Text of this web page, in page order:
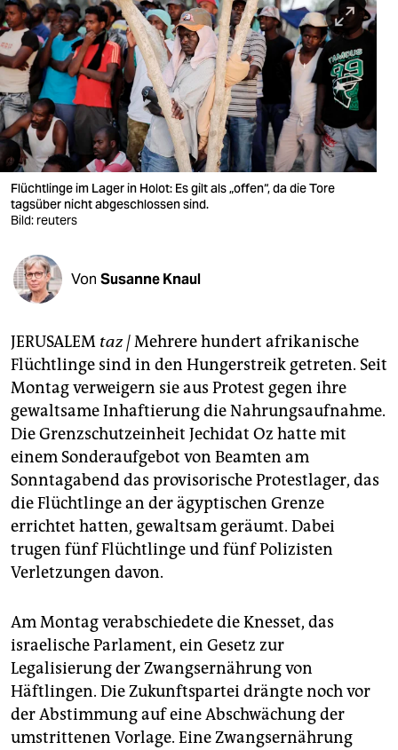
sport
berlin
nord
wahrheit
verlag
verlag
shop
fragen & hilfe
unterstützen
abo
genossenschaft
epaper login
Flüchtlinge im Lager in Holot: Es gilt als „offen“, da die Tore
tagsüber nicht abgeschlossen sind.
Bild: reuters
Von Susanne Knaul
JERUSALEM taz |Mehrere hundert afrikanische
Flüchtlinge sind in den Hungerstreik getreten. Seit
Montag verweigern sie aus Protest gegen ihre
gewaltsame Inhaftierung die Nahrungsaufnahme.
Die Grenzschutzeinheit Jechidat Oz hatte mit
einem Sonderaufgebot von Beamten am
Sonntagabend das provisorische Protestlager, das
die Flüchtlinge an der ägyptischen Grenze
errichtet hatten, gewaltsam geräumt. Dabei
trugen fünf Flüchtlinge und fünf Polizisten
Verletzungen davon.
Am Montag verabschiedete die Knesset, das
israelische Parlament, ein Gesetz zur
Legalisierung der Zwangsernährung von
Häftlingen. Die Zukunftspartei drängte noch vor
der Abstimmung auf eine Abschwächung der
umstrittenen Vorlage. Eine Zwangsernährung